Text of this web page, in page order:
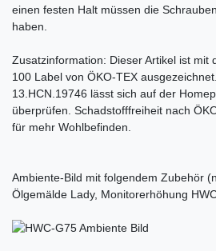
einen festen Halt müssen die
haben.
Zusatzinformation: Dieser Artikel ist mit
100 Label von ÖKO-TEX
13.HCN.19746 lässt sich auf der
überprüfen. Schadstofffreiheit nach
für mehr Wohlbefinden.
Ambiente-Bild mit folgendem Zubehör
Ölgemälde Lady, Monitorerhöhung